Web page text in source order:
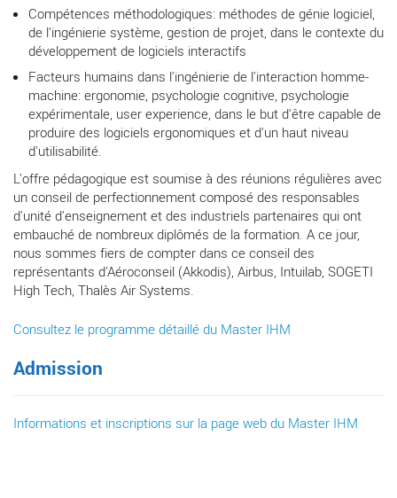
Compétences méthodologiques: méthodes de génie logiciel,
de l'ingénierie système, gestion de projet, dans le contexte du
développement de logiciels interactifs
Facteurs humains dans l'ingénierie de l'interaction homme-
machine: ergonomie, psychologie cognitive, psychologie
expérimentale, user experience, dans le but d'être capable de
produire des logiciels ergonomiques et d'un haut niveau
d'utilisabilité.
L'offre pédagogique est soumise à des réunions régulières avec
un conseil de perfectionnement composé des responsables
d'unité d'enseignement et des industriels partenaires qui ont
embauché de nombreux diplômés de la formation. A ce jour,
nous sommes fiers de compter dans ce conseil des
représentants d'Aéroconseil (Akkodis), Airbus, Intuilab, SOGETI
High Tech, Thalès Air Systems.
Consultez le programme détaillé du Master IHM
Admission
Informations et inscriptions sur la page web du Master IHM